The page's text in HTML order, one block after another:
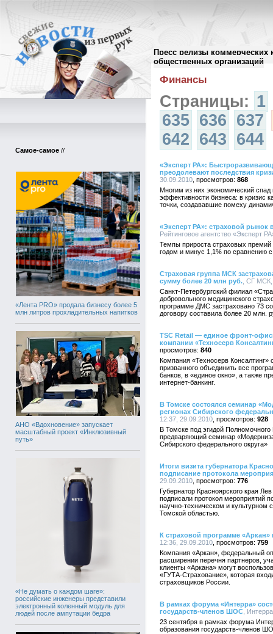
Пресс релизы коммерческих
общественных организаций
Самое-самое //
«Лента PRO» продала бизнесу более 5
млн литров прохладительных напитков
АНО «Вдохновение» запускает
масштабный проект «Инклюзивный
путь»
«Не думать о каждом шаге»:
российские инженеры представили
электронный коленный модуль для
людей после ампутации бедра
Архив пресс-релизов//
Финансы
Страницы: 1
635 636 637
642 643 644
«Эксперт РА»:
преодолевают последствия
30.09.2010
868
Многим из них экономический
эффективности бизнеса: в кризис
точки, создававшие помеху
«Эксперт РА»: страховой рынок
Рейтинговое агентство «Эксперт
Темпы прироста страховых премий
годом и минус 1,1% по сравнению
Страховая группа МСК
сумму более 20 млн руб. , СГ
Санкт-Петербургский филиал
добровольного медицинского
программе ДМС застраховано 73
договору составила более 20 млн.
TSC Retail — единое фронт-
компании «Техносерв
840
Компания «Техносерв Консалтинг»
призванного объединить все
банков, в «единое окно», а также
интернет-банкинг.
В Томске состоялся семинар
регионах Сибирского
12:37, 29.09.2010
928
В Томске под эгидой
предваряющий семинар
Сибирского федерального округа»
Итоги визита губернатора
подписание протокола
29.09.2010
776
Губернатор Красноярского края
подписали протокол мероприятий
научно-техническом и культурном
Томской областью.
К страховой программе
12:36, 29.09.2010
759
Компания «Аркан», федеральный
расширении перечня партнеров,
клиенты «Аркана» могут
«ГУТА-Страхование», которая
страховщиков России.
В рамках форума «Интерра»
государств-членов ШОС ,
23 сентября в рамках форума
образования государств-членов